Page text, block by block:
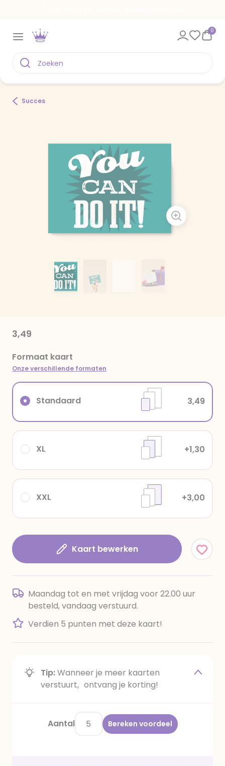
0
Succes
3,49
Formaat kaart
Onze verschillende formaten
XXL +3,00
XL +1,30
Standaard 3,49
Kaart bewerken
Maandag tot en met vrijdag voor 22.00 uur
besteld, vandaag verstuurd.
Verdien 5 punten met deze kaart!
Tip:Wanneer je meer kaarten
verstuurt, ontvang je korting!
Aantal Bereken voordeel